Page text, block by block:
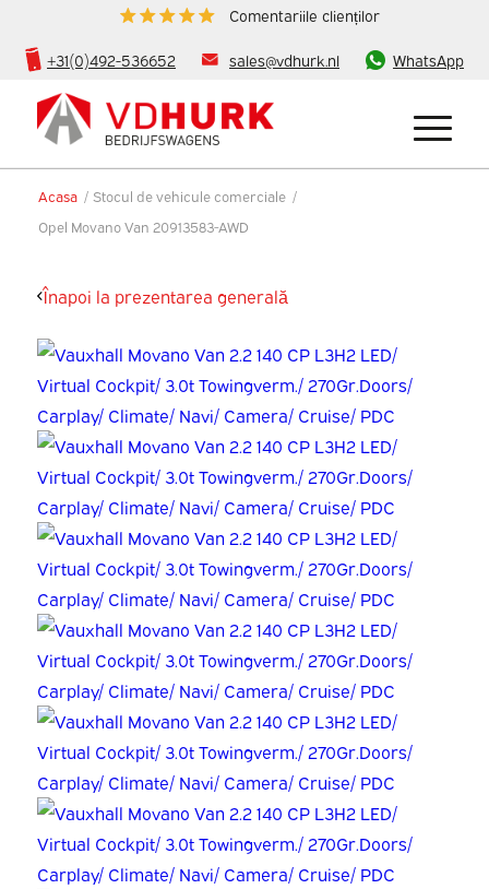
Comentariile clienților
+31(0)492-536652 sales@vdhurk.nl WhatsApp
Acasa / Stocul de vehicule comerciale /
Opel Movano Van 20913583-AWD
Înapoi la prezentarea generală